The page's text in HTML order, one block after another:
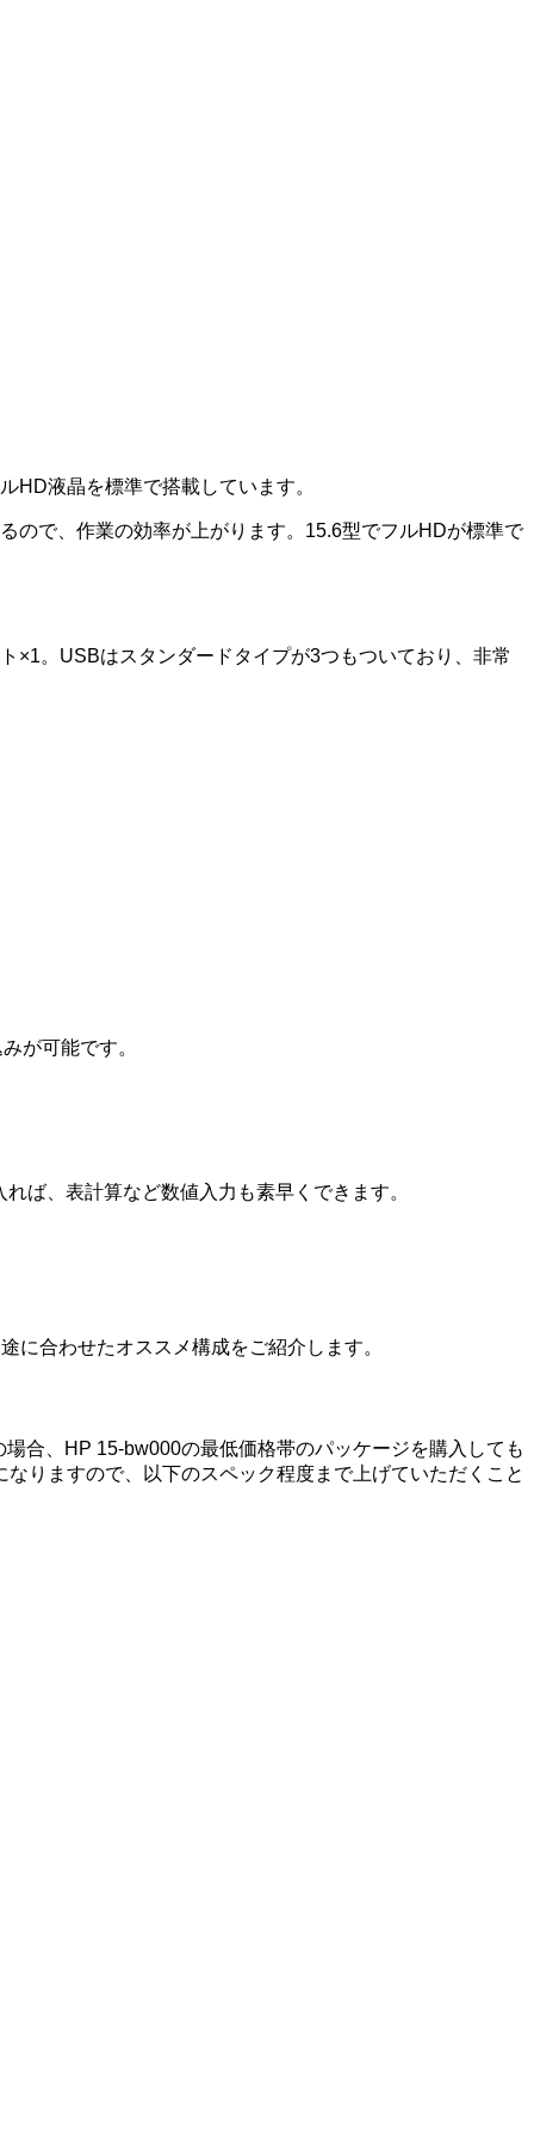
HD液晶を標準で搭載しています。
ので、作業の効率が上がります。15.6型でフルHDが標準で
×1。USBはスタンダードタイプが3つもついており、非常
が可能です。
ば、表計算など数値入力も素早くできます。
に合わせたオススメ構成をご紹介します。
合、HP 15-bw000の最低価格帯のパッケージを購入しても
りますので、以下のスペック程度まで上げていただくこと